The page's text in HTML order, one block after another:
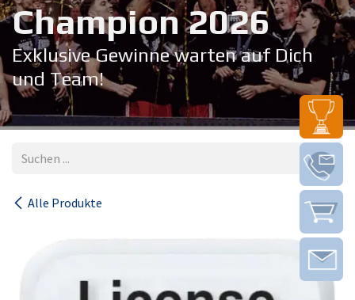
Champion 20​26
Exklusive Gewinne warten auf Dich
und Team!
Alle Produkte